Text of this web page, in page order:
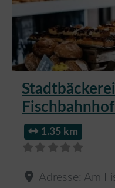
1.35 km
Adresse: Am